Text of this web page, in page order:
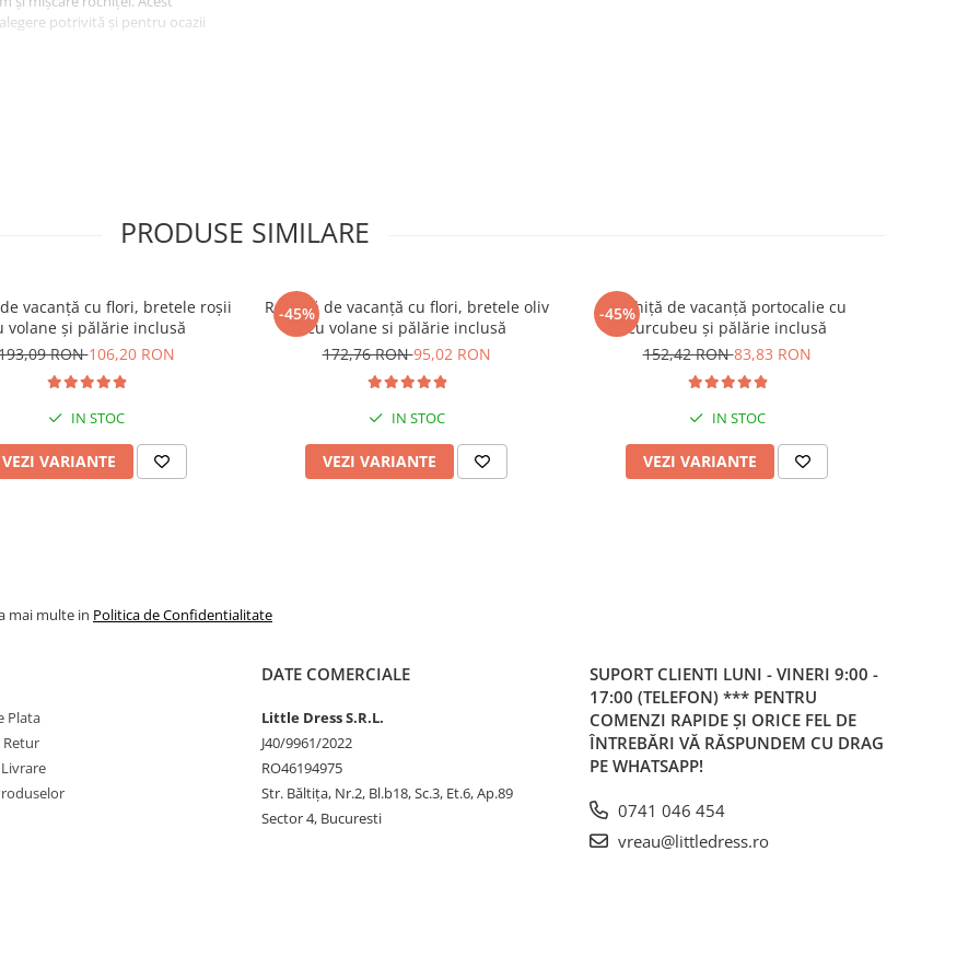
potrivită și pentru ocazii
rochița oferă o combinație
PRODUSE SIMILARE
vacanță cu flori, bretele roșii
volane și pălărie inclusă
RON106,20 RON
IN STOC
VEZI VARIANTE
-45%
Rochiță de vacanță cu flori, bretele oliv
cu volane si pălărie inclusă
172,76 RON95,02 RON
IN STOC
VEZI VARIANTE
-45%
Rochiță de vacanță portocalie cu
curcubeu și pălărie inclusă
152,42 RON83,83 RON
IN STOC
VEZI VARIANTE
mai multe in Politica de Confidentialitate
Plata
Retur
DATE COMERCIALE
Little Dress S.R.L.
J40/9961/2022
RO46194975
Str. Băltiţa, Nr.2, Bl.b18, Sc.3, Et.6, Ap.89
Sector 4, Bucuresti
SUPORT CLIENTI LUNI - VINERI 9:00 -
17:00 (TELEFON) *** PENTRU
COMENZI RAPIDE ȘI ORICE FEL DE
ÎNTREBĂRI VĂ RĂSPUNDEM CU DRAG
PE WHATSAPP!
0741 046 454
vreau@littledress.ro